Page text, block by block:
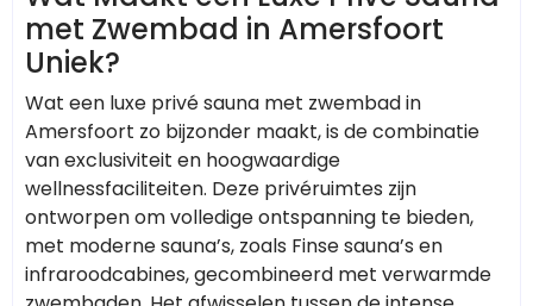
met Zwembad in Amersfoort
Uniek?
Wat een luxe privé sauna met zwembad in
Amersfoort zo bijzonder maakt, is de combinatie
van exclusiviteit en hoogwaardige
wellnessfaciliteiten. Deze privéruimtes zijn
ontworpen om volledige ontspanning te bieden,
met moderne sauna’s, zoals Finse sauna’s en
infraroodcabines, gecombineerd met verwarmde